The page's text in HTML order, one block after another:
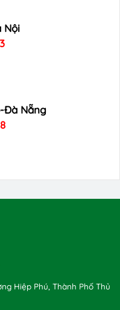
Nội
Đà Nẵng
Hiệp Phú, Thành Phố Thủ